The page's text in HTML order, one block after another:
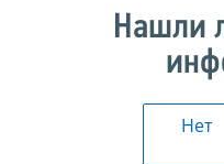
Нашли
Нет